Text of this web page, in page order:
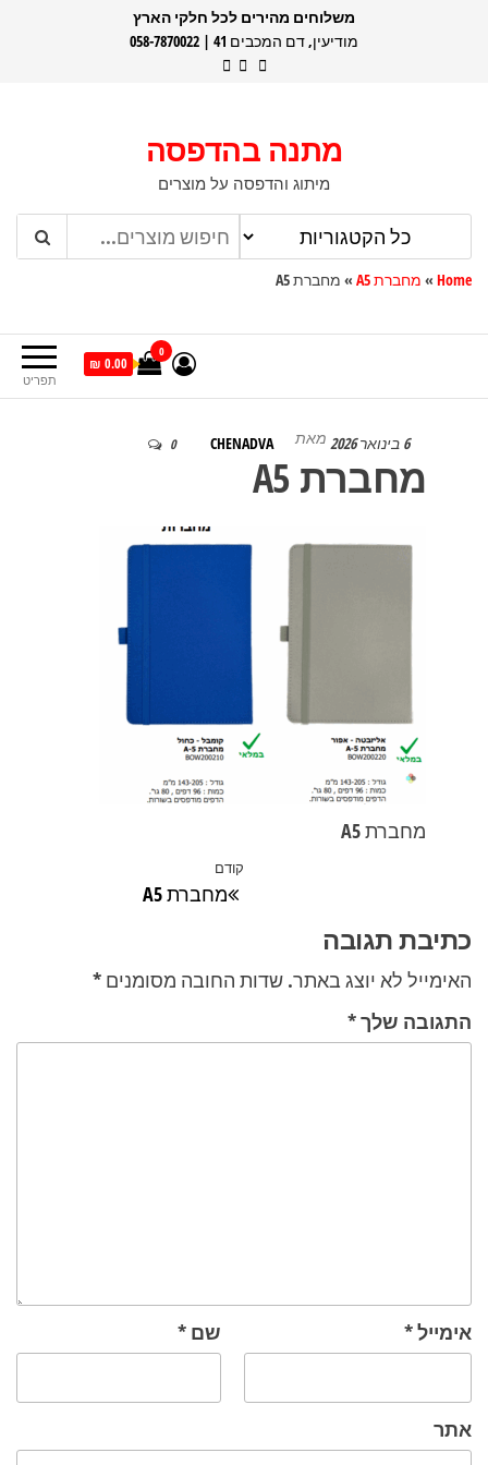
משלוחים מהירים לכל חלקי הארץ
מודיעין, דם המכבים 41 | 058-7870022
מתנה בהדפסה
מיתוג והדפסה על מוצרים
Home
» מחברת A5 » מחברת A5
תפריט
0
0.00 ₪
6 בינואר 2026 מאת CHENADVA
0
מחברת A5
מחברת A5
הפוסט
הקודם
קודם
מחברת A5
כתיבת תגובה
האימייל לא יוצג באתר. שדות החובה מסומנים *
התגובה שלך*
שם * אימייל*
אתר